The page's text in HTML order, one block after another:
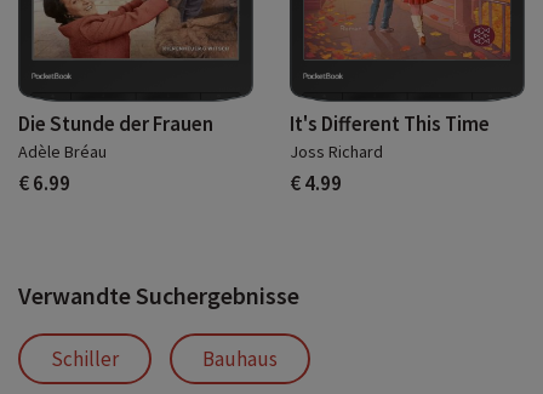
Die Stunde der Frauen
Adèle Bréau
€ 6.99
It's Different This Time
Joss Richard
€ 4.99
Verwandte Suchergebnisse
Schiller Bauhaus